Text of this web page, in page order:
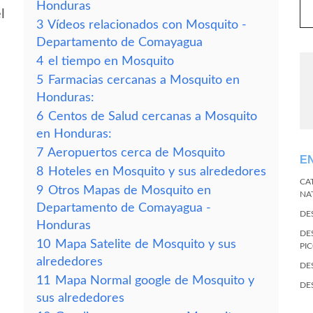
Honduras
3 Vídeos relacionados con Mosquito -
Departamento de Comayagua
4 el tiempo en Mosquito
5 Farmacias cercanas a Mosquito en
Honduras:
6 Centos de Salud cercanas a Mosquito
en Honduras:
7 Aeropuertos cerca de Mosquito
8 Hoteles en Mosquito y sus alrededores
9 Otros Mapas de Mosquito en
Departamento de Comayagua -
Honduras
10 Mapa Satelite de Mosquito y sus
alrededores
11
Mapa Normal google de Mosquito y
sus alrededores